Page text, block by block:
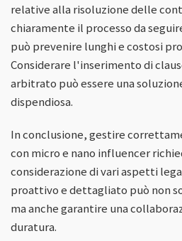
relative alla risoluzione delle
chiaramente il processo da
può prevenire lunghi e costosi
Considerare l'inserimento di
arbitrato può essere una
dispendiosa.
In conclusione, gestire
con micro e nano influencer
considerazione di vari aspetti
proattivo e dettagliato può non
ma anche garantire una
duratura.